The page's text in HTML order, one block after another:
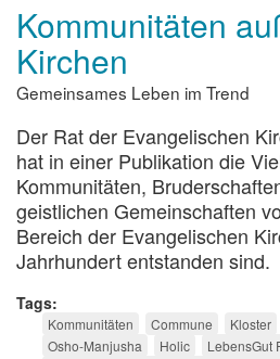
Kommunitäten
Kirchen
Gemeinsames Leben im Trend
Der Rat der Evangelischen
hat in einer Publikation die
Kommunitäten,
geistlichen Gemeinschaften
Bereich der Evangelischen
Jahrhundert entstanden sind.
Tags
Kommunitäten Commune Kloster
Osho-Manjusha
Holic
LebensGut